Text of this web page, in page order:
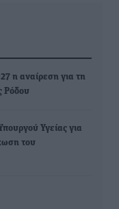
η αναίρεση για τη
Ρόδου
Υγείας για
του